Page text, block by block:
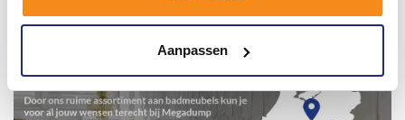
Aanpassen